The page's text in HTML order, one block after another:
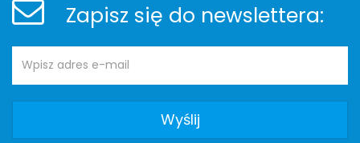
Zapisz się do newslettera:
Newsletter
e-
mail: